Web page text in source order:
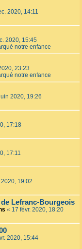
2020, 14:11
2020, 15:45
notre enfance
23:23
notre enfance
2020, 19:26
17:18
17:11
2020, 19:02
Lefranc-Bourgeois
« 17 févr. 2020, 18:20
2020, 15:44